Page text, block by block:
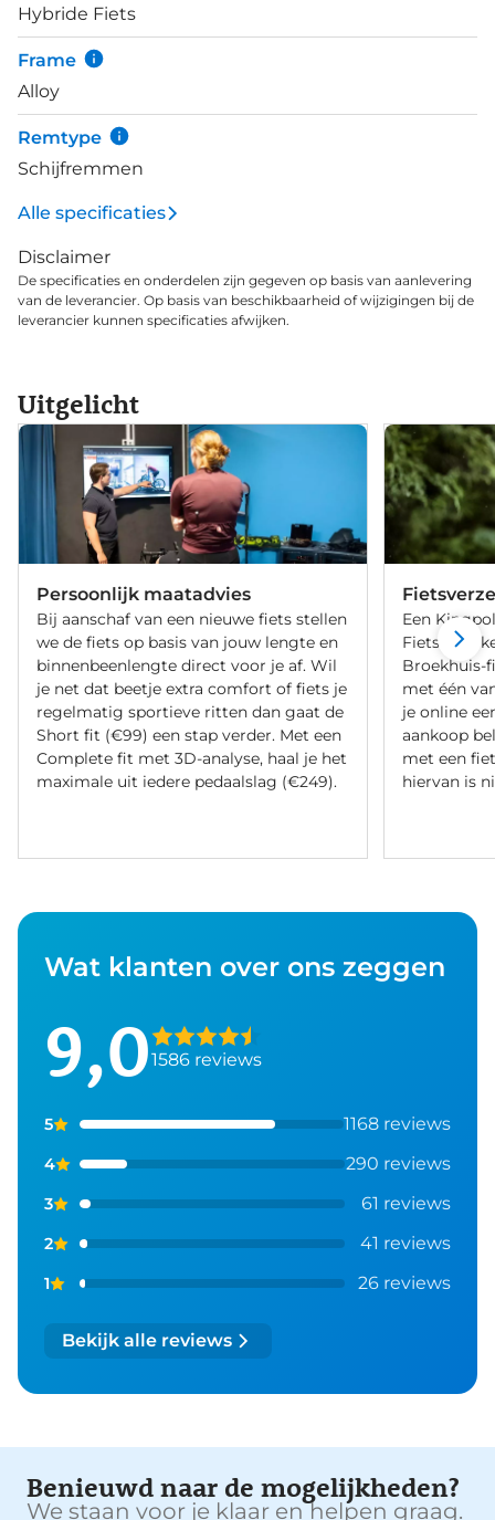
Hybride Fiets
Frame
Alloy
Remtype
Schijfremmen
Alle specificaties
Disclaimer
De specificaties en onderdelen zijn gegeven op basis van aanlevering
van de leverancier. Op basis van beschikbaarheid of wijzigingen bij de
leverancier kunnen specificaties afwijken.
Uitgelicht
Persoonlijk maatadvies
Bij aanschaf van een nieuwe fiets stellen
we de fiets op basis van jouw lengte en
binnenbeenlengte direct voor je af. Wil
je net dat beetje extra comfort of fiets je
regelmatig sportieve ritten dan gaat de
Short fit (€99) een stap verder. Met een
Complete fit met 3D-analyse, haal je het
maximale uit iedere pedaalslag (€249).
Een
Broekhuis-
met één
je online
aankoop
met een
hiervan is
Wat klanten over ons zeggen
9,01586 reviews
5 1168 reviews
4 290 reviews
3 61 reviews
2 41 reviews
1 26 reviews
Bekijk alle reviews
Benieuwd naar de mogelijkheden?
We staan voor je klaar en helpen graag.